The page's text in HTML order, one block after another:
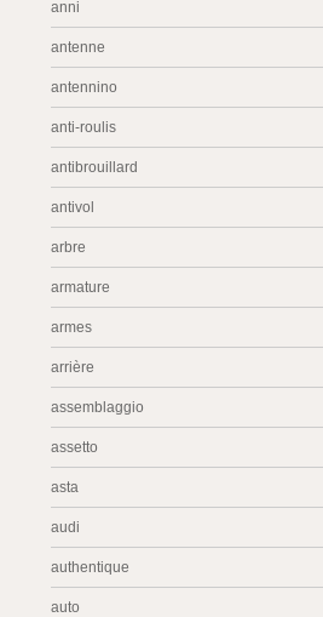
anni
antenne
antennino
anti-roulis
antibrouillard
antivol
arbre
armature
armes
arrière
assemblaggio
assetto
asta
audi
authentique
auto